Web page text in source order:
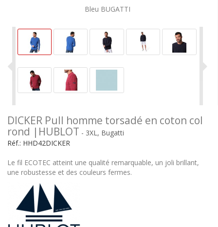
Bleu BUGATTI
DICKER Pull homme torsadé en coton col
rond |HUBLOT - 3XL, Bugatti
Réf.: HHD42DICKER
Le fil ECOTEC atteint une qualité remarquable, un joli brillant,
une robustesse et des couleurs fermes.